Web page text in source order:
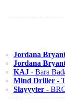
Jordana
Jordana
KAJ - Bara
Mind Driller -
Slayyyter -